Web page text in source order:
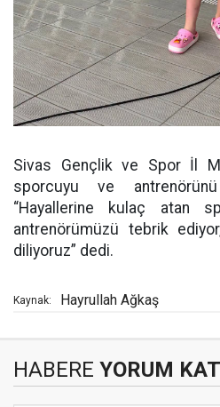
Sivas Gençlik ve Spor İl
sporcuyu ve
“Hayallerine kulaç atan
antrenörümüzü tebrik ediyor,
diliyoruz” dedi.
Kaynak: Hayrullah Ağkaş
HABERE YORUM KAT